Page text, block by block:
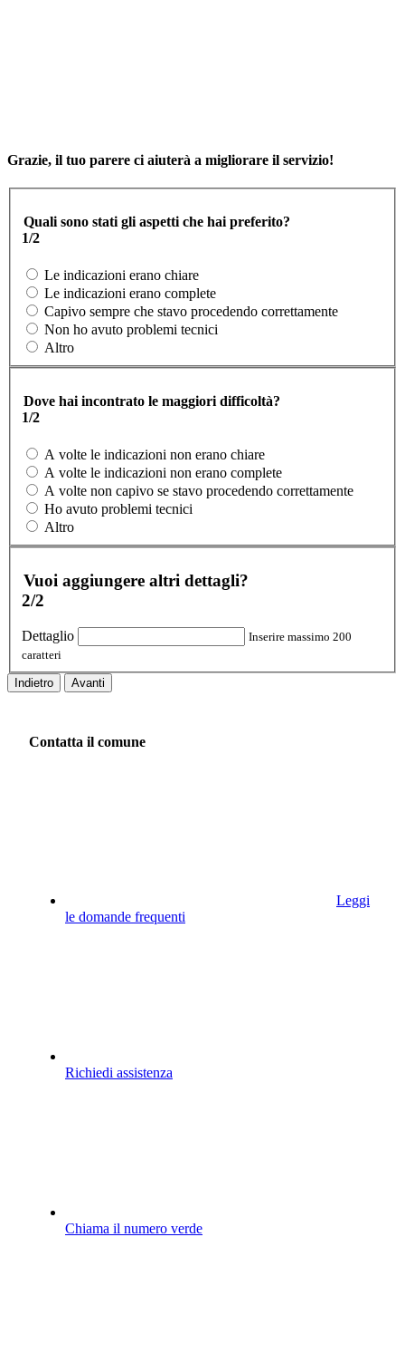
Grazie, il tuo parere ci aiuterà a migliorare il servizio!
Quali sono stati gli aspetti che hai preferito?
1/2
Le indicazioni erano chiare
Le indicazioni erano complete
Capivo sempre che stavo procedendo correttamente
Non ho avuto problemi tecnici
Altro
Dove hai incontrato le maggiori difficoltà?
1/2
A volte le indicazioni non erano chiare
A volte le indicazioni non erano complete
A volte non capivo se stavo procedendo correttamente
Ho avuto problemi tecnici
Altro
Vuoi aggiungere altri dettagli?
2/2
Dettaglio
Inserire massimo 200
caratteri
Indietro Avanti
Contatta il comune
Leggi
le domande frequenti
Richiedi assistenza
Chiama il numero verde